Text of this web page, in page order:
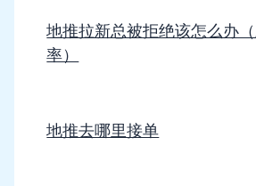
地推拉新总被拒绝该怎么办
率）
地推去哪里接单